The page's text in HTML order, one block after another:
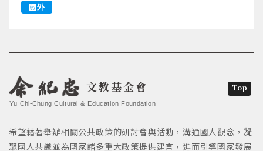
國外
文教基金會
Yu Chi-Chung Cultural & Education Foundation
希望藉著舉辦相關公共政策的研討會與活動，溝通國人觀念，凝
聚國人共識並為國家諸多重大政策提供建言，進而引導國家發展
Top